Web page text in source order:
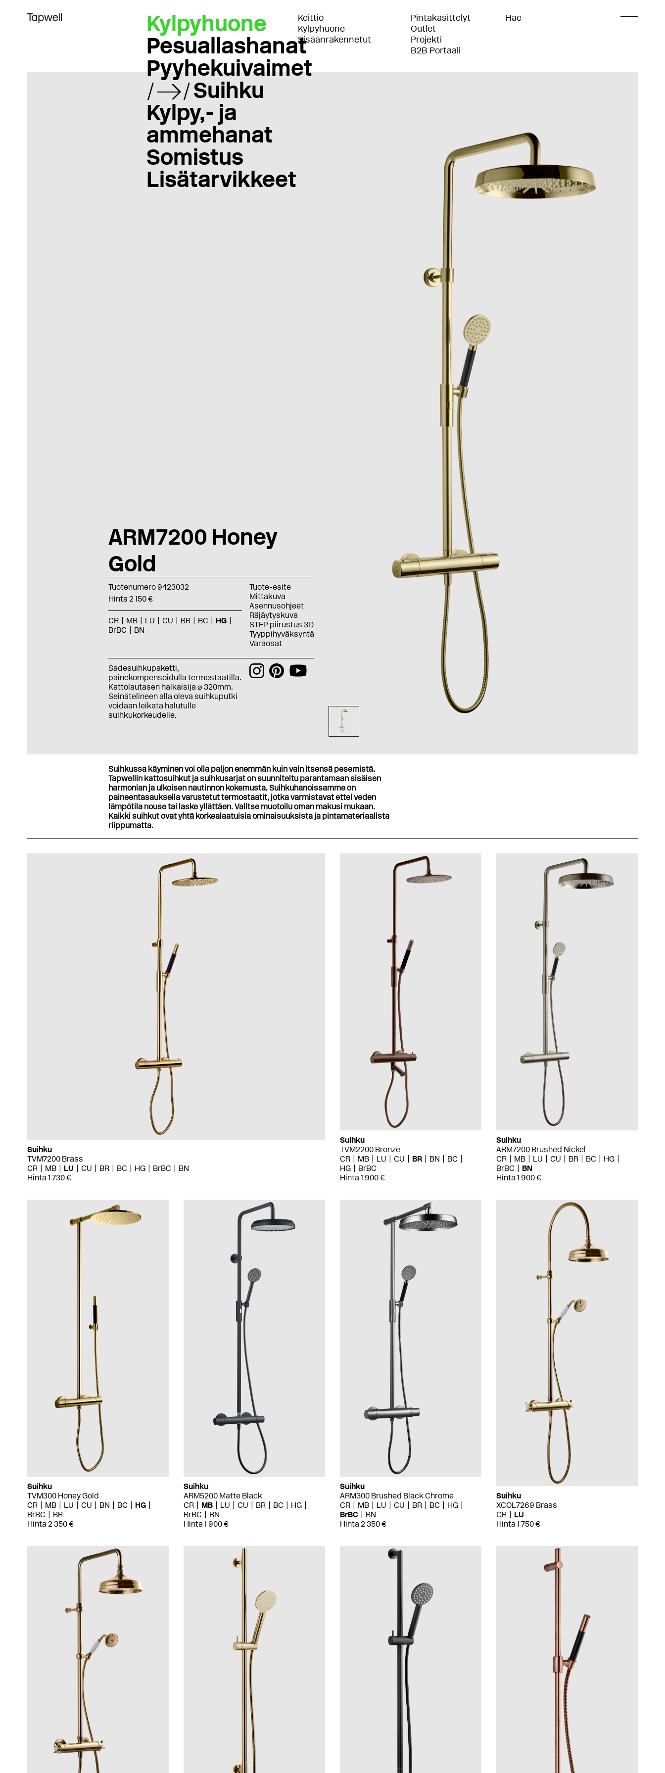
Kylpyhuone
Pesuallashanat
Pyyhekuivaimet
Suihku
Kylpy,- ja
ammehanat
Somistus
Lisätarvikkeet
Keittiö
Kylpyhuone
Sisäänrakennetut
Pintakäsittelyt
Outlet
Projekti
B2B Portaali
Hae
ARM7200 Honey
Gold
Tuotenumero 9423032
Hinta 2 150 €
CR MB LU CU BR BC
HG
BrBC
BN
Tuote-esite
Mittakuva
Asennusohjeet
Räjäytyskuva
STEP piirustus 3D
Tyyppihyväksyntä
Varaosat
Sadesuihkupaketti,
painekompensoidulla termostaatilla.
Kattolautasen halkaisija ⌀ 320mm.
Seinätelineen alla oleva suihkuputki
voidaan leikata halutulle
suihkukorkeudelle.
Suihkussa käyminen voi olla paljon enemmän kuin vain itsensä pesemistä.
Tapwellin kattosuihkut ja suihkusarjat on suunniteltu parantamaan sisäisen
harmonian ja ulkoisen nautinnon kokemusta. Suihkuhanoissamme on
paineentasauksella varustetut termostaatit, jotka varmistavat ettei veden
lämpötila nouse tai laske yllättäen. Valitse muotoilu oman makusi mukaan.
Kaikki suihkut ovat yhtä korkealaatuisia ominaisuuksista ja pintamateriaalista
riippumatta.
Suihku
TVM7200 Brass
CR
MB LU CU BR BC HG BrBC
BN
Hinta 1 730 €
Suihku
TVM2200 Bronze
CR
MB LU CU BR BN
BC
HG
BrBC
Hinta 1 900 €
Suihku
ARM7200 Brushed Nickel
CR
MB LU CU BR BC
HG
BrBC
BN
Hinta 1 900 €
Suihku
TVM300 Honey Gold
CR
MB LU CU BN BC
HG
BrBC
BR
Hinta 2 350 €
Suihku
ARM5200 Matte Black
CR
MB LU CU BR BC
HG
BrBC
BN
Hinta 1 900 €
Suihku
ARM300 Brushed Black Chrome
CR
MB LU CU BR BC
HG
BrBC
BN
Hinta 2 350 €
Suihku
XCOL7269 Brass
CR
LU
Hinta 1 750 €